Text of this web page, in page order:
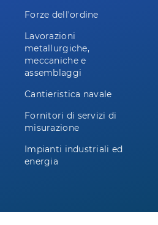
Forze dell'ordine
Lavorazioni
metallurgiche,
meccaniche e
assemblaggi
Cantieristica navale
Fornitori di servizi di
misurazione
Impianti industriali ed
energia